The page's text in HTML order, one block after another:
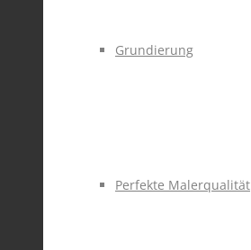
Grundierung
Perfekte Malerqualität